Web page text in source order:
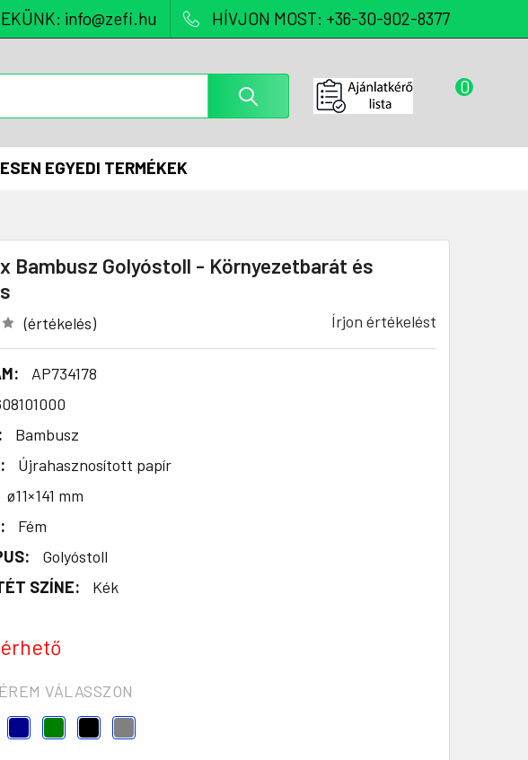
info@zefi.hu HÍVJON MOST: +36-30-902-8377
0
EGYEDI TERMÉKEK
Bambusz Golyóstoll - Környezetbarát és
(értékelés) Írjon értékelést
AP734178
Bambusz
Újrahasznosított papír
ø11×141 mm
Fém
Golyóstoll
SZÍNE:
Kék
VÁLASSZON